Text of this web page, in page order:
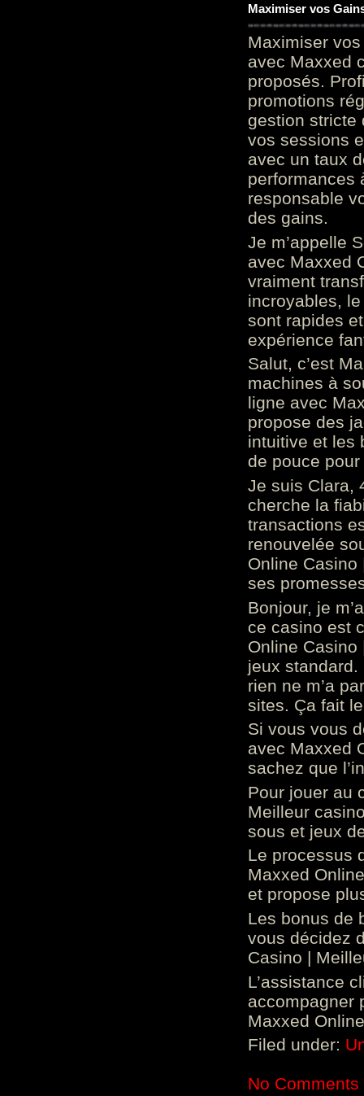
Maximiser vos
Maximiser
avec Maxxed
proposés.
promotions
gestion stricte
vos sessions
avec un taux
performances
responsable
des gains.
Je m’appelle
avec Maxxed
vraiment
incroyables,
sont rapides
expérience
Salut, c’est
machines à
ligne avec
propose des
intuitive et les
de pouce
Je suis Clara,
cherche la
transactions
renouvelée
Online
ses
Bonjour, je
ce casino est
Online
jeux standard.
rien ne m’a
sites. Ça fait
Si vous vous
avec Maxxed
sachez que
Pour jouer au
Meilleur
sous et jeux
Le processus
Maxxed
et propose
Les bonus de
vous décidez
Casino |
L’assistance
accompagner
Maxxed
Filed under:
No Comments